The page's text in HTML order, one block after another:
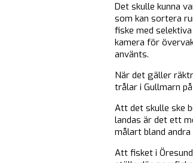
Det skulle kunna
som kan sortera
fiske med
kamera för
använts.
När det gäller
trålar i Gullmarn
Att det skulle ske
landas är det ett
målart bland
Att fisket i